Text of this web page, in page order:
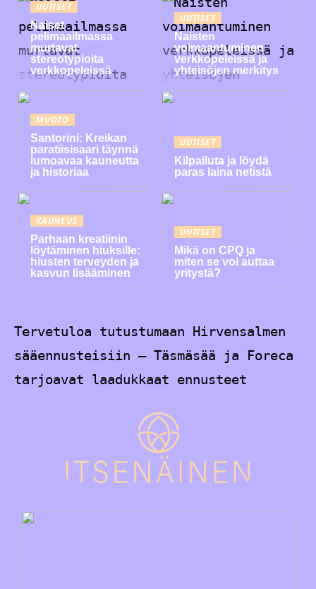
UUTISET
Naiset
pelimaailmassa
murtavat
stereotypioita
verkkopeleissä
UUTISET
Naisten
voimaantuminen
verkkopeleissä ja
yhteisöjen merkitys
MUOTO
Santorini: Kreikan
paratiisisaari täynnä
lumoavaa kauneutta
ja historiaa
UUTISET
Kilpailuta ja löydä
paras laina netistä
KAUNEUS
Parhaan kreatiinin
löytäminen hiuksille:
hiusten terveyden ja
kasvun lisääminen
UUTISET
Mikä on CPQ ja
miten se voi auttaa
yritystä?
Tervetuloa tutustumaan Hirvensalmen
sääennusteisiin – Täsmäsää ja Foreca
tarjoavat laadukkaat ennusteet